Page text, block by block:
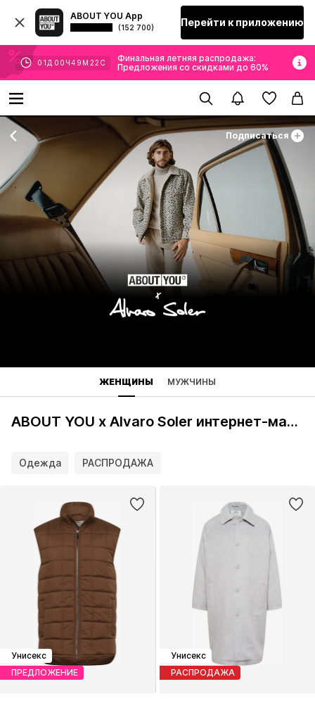
ABOUT YOU App
(152 700) Перейти к приложению
01 Д 00 Ч49 М 22 С
Финальная летняя распродажа:
Предложения со скидками до 60%
Подписаться
ЖЕНЩИНЫ МУЖЧИНЫ
ABOUT YOU x Alvaro Soler интернет-магазин
Одежда РАСПРОДАЖА
Унисекс
ПРЕДЛОЖЕНИЕ
Унисекс
РАСПРОДАЖА